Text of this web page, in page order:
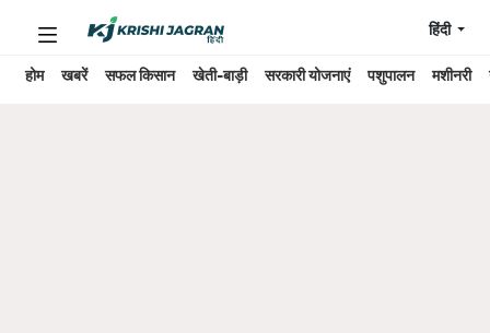
होम खबरें सफल किसान खेती-बाड़ी सरकारी योजनाएं पशुपालन मशीनरी
हिंदी